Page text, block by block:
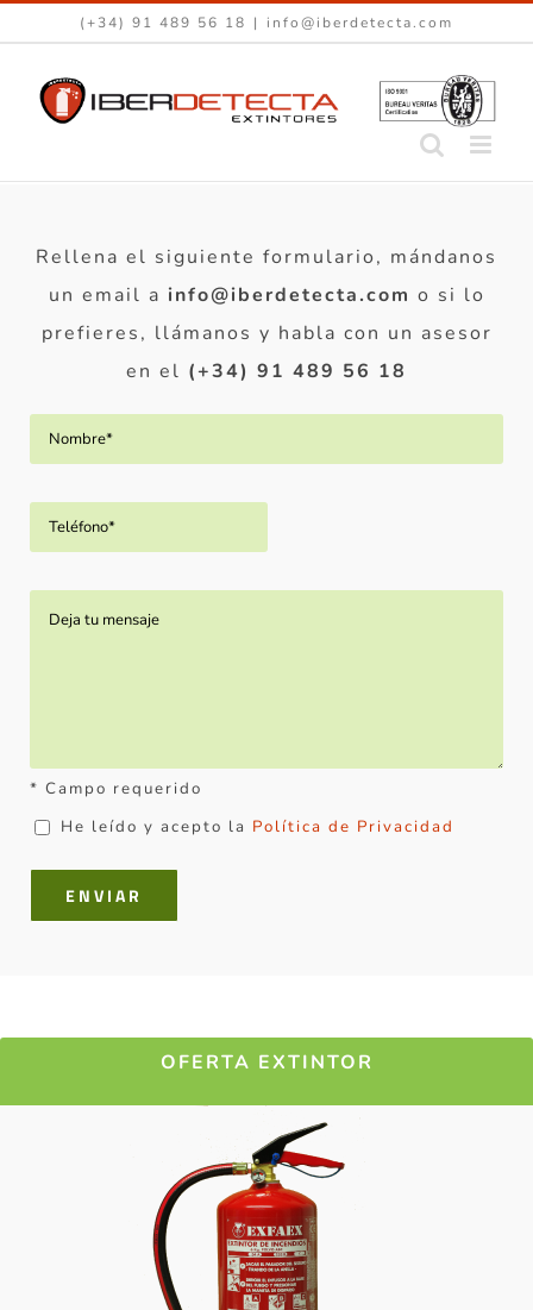
contenido
(+34) 91 489 56 18 | info@iberdetecta.com
Rellena el siguiente formulario, mándanos
un email a info@iberdetecta.com o si lo
prefieres, llámanos y habla con un asesor
en el (+34) 91 489 56 18
* Campo requerido
He leído y acepto la Política de Privacidad
OFERTA EXTINTOR